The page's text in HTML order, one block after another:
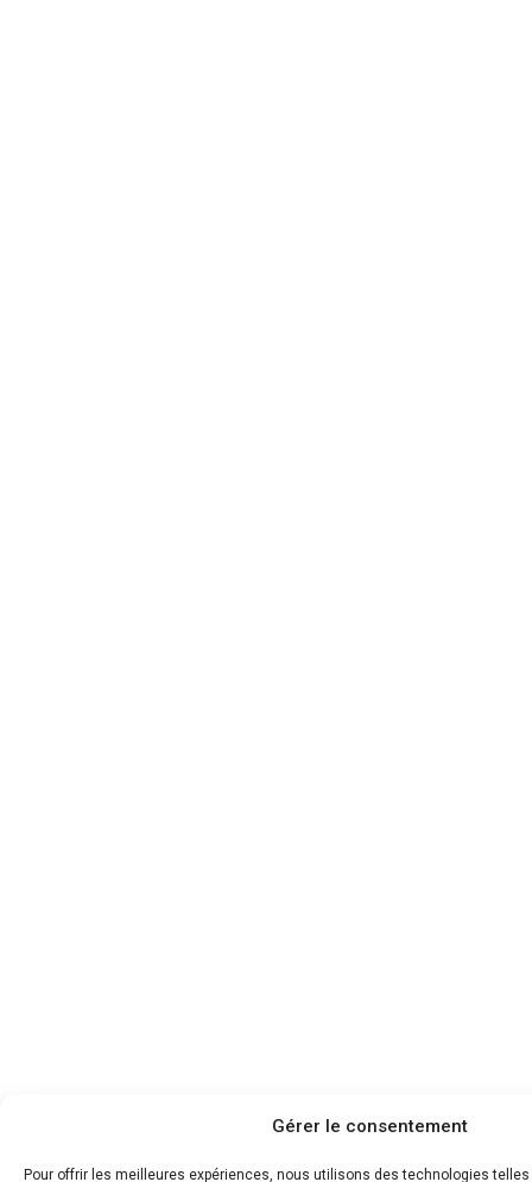
Gérer le consentement
Pour offrir les meilleures expériences, nous utilisons des technologies